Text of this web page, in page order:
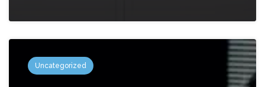
Uncategorized